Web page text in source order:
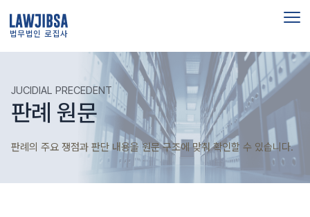
법무법인 로집사
JUCIDIAL PRECEDENT
판례 원문
판례의 주요 쟁점과 판단 내용을 원문 구조에 맞춰 확인할 수 있습니다.